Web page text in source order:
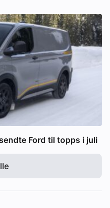
Ford til topps i juli